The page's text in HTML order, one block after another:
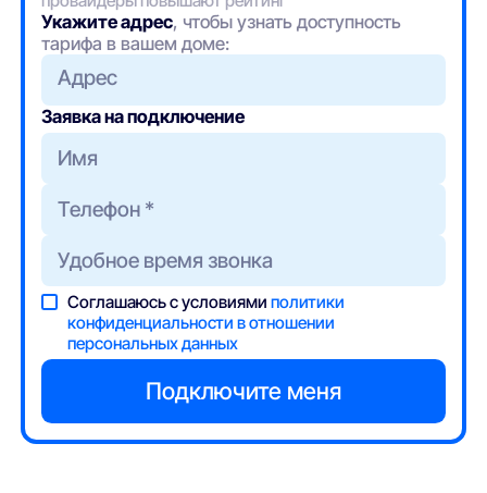
Укажите адрес, чтобы узнать доступность
тарифа в вашем доме:
Адрес
Заявка на подключение
Соглашаюсь с условиямиполитики
конфиденциальности в отношении
персональных данных